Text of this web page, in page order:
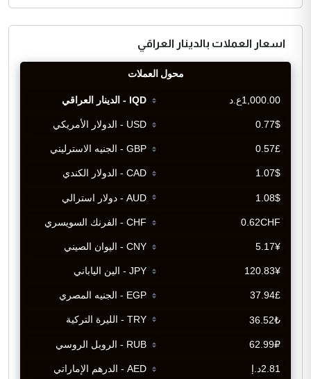
اسعار العملات بالدينار العراقي